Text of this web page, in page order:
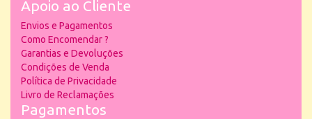
Apoio ao Cliente
Envios e Pagamentos
Como Encomendar ?
Garantias e Devoluções
Condições de Venda
Política de Privacidade
Livro de Reclamações
Pagamentos